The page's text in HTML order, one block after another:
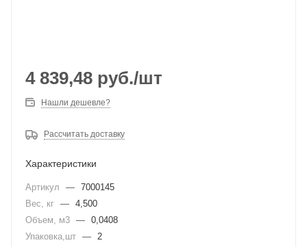
4 839,48 руб./шт
Нашли дешевле?
Рассчитать доставку
Характеристики
Артикул — 7000145
Вес, кг — 4,500
Объем, м3 — 0,0408
Упаковка,шт — 2